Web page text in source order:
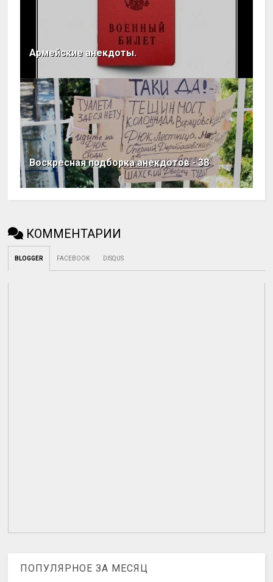
Армейские анекдоты.
Воскресная подборка анекдотов - 38
КОММЕНТАРИИ
BLOGGER FACEBOOK DISQUS
ПОПУЛЯРНОЕ ЗА МЕСЯЦ